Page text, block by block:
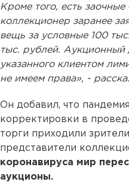
Кроме того, есть заочные
коллекционер заранее
вещь за условные 100
тыс. рублей. Аукционный
указанного клиентом
не имеем права», -
Он добавил, что
корректировки в
торги приходили
представители
коронавируса мир
аукционы.